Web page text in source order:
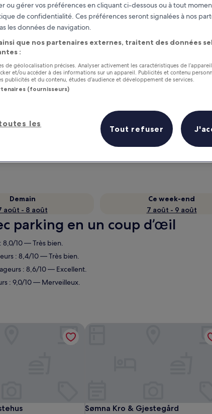
Gagnez des récompenses pour
chaque nuit séjournée
Demain
août - 8 août
Ce week-end
7 août - 9 août
parking en un coup d’œil
8,0/10 — Très bien.
: 8,4/10 — Très bien.
: 8,6/10 — Excellent.
: 9,0/10 — Merveilleux.
Sømna Kro & Gjestegård
Sømna Kro & Gjestegård
ou gérer vos préférences en cliquant ci-dessous ou à tout
de confidentialité. Ces préférences seront signalées à nos
les données de navigation.
que nos partenaires externes, traitent des données
:
de géolocalisation précises. Analyser activement les caractéristiques de
et/ou accéder à des informations sur un appareil. Publicités et contenu
publicités et du contenu, études d’audience et développement de services.
(fournisseurs)
les
Tout refuser